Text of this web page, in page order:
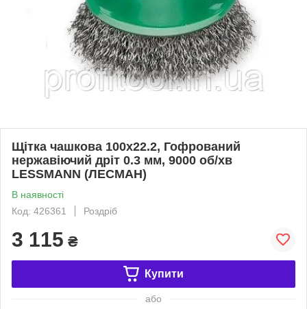
Щітка чашкова 100х22.2, Гофрований
нержавіючий дріт 0.3 мм, 9000 об/хв
LESSMANN (ЛЕСМАН)
В наявності
Код: 426361
Роздріб
3 115 ₴
Купити
або